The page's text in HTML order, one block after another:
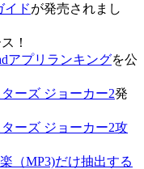
イドが発売されまし
！
アプリランキングを公
ーズ ジョーカー2発
ーズ ジョーカー2攻
（MP3)だけ抽出する